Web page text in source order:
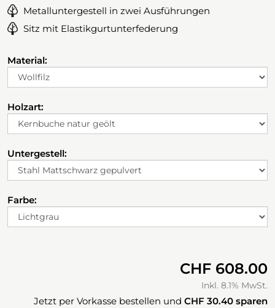
Metalluntergestell in zwei Ausführungen
Sitz mit Elastikgurtunterfederung
Material:
Holzart:
Untergestell:
Farbe:
CHF 608.00
Inkl. 8.1% MwSt.
Jetzt per Vorkasse bestellen und CHF 30.40 sparen